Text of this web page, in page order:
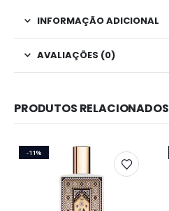
INFORMAÇÃO ADICIONAL
AVALIAÇÕES (0)
PRODUTOS RELACIONADOS
-11%